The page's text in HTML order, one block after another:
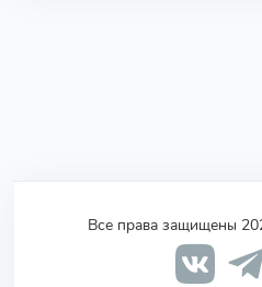
Все права защищены